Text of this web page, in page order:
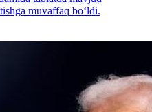
muvaffaq bo‘ldi.